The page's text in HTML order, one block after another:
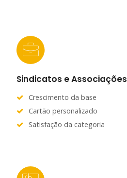
Sindicatos e Associações
Crescimento da base
Cartão personalizado
Satisfação da categoria